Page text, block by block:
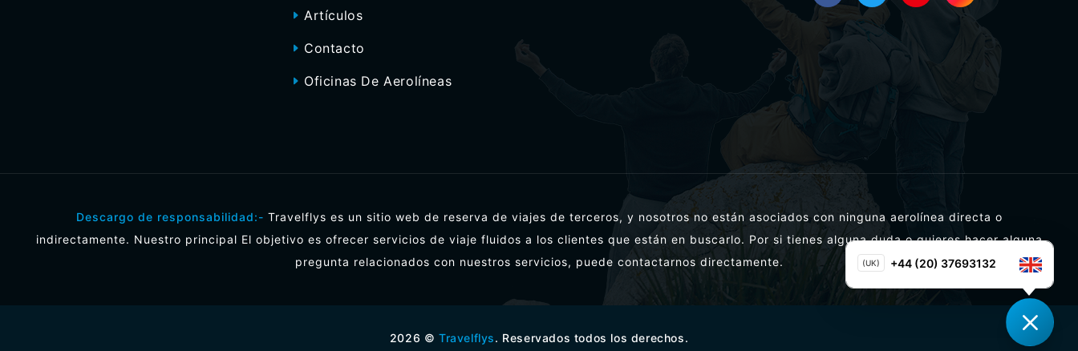
(UK) +44 (20) 37693132
Artículos
Contacto
Oficinas De Aerolíneas
Descargo de responsabilidad:- Travelflys es un sitio web de reserva de viajes de terceros, y nosotros no están asociados con ninguna aerolínea directa o
indirectamente. Nuestro principal El objetivo es ofrecer servicios de viaje fluidos a los clientes que están en buscarlo. Por si tienes alguna duda o quieres hacer alguna
pregunta relacionados con nuestros servicios, puede contactarnos directamente.
2026 © Travelflys. Reservados todos los derechos.